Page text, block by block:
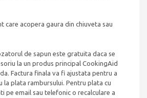
care acopera gaura din chiuveta sau
de sapun este gratuita daca se
la un produs principal CookingAid
Factura finala va fi ajustata pentru a
la plata rambursului. Pentru plata cu
pe email sau telefonic o recalculare a